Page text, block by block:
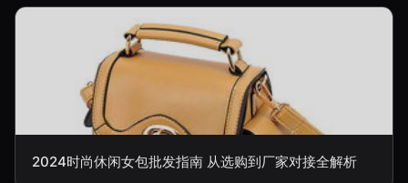
2024时尚休闲女包批发指南 从选购到厂家对接全解析